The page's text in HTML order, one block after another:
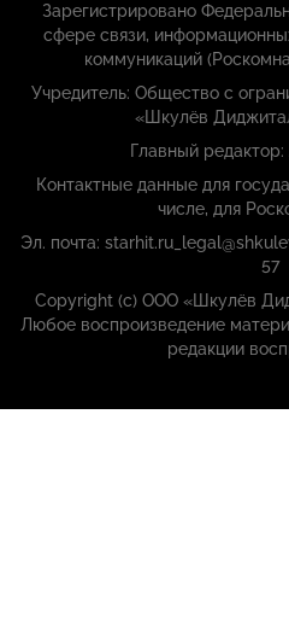
Зарегистрировано
сфере связи,
коммуникаций
Учредитель: Общество с
«Шкулёв
Главный
Контактные данные для
числе, для
Эл. почта:
57
Copyright (с) ООО «Шкулёв
Любое воспроизведение
редакции